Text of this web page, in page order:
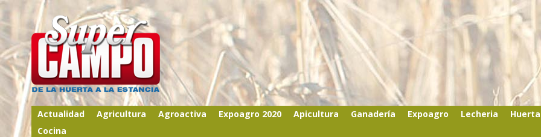
Actualidad Agricultura Agroactiva Expoagro 2020 Apicultura Ganadería Expoagro Lecheria
Cocina